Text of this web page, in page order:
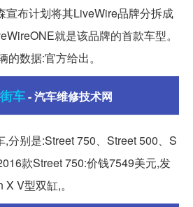
宣布计划将其LiveWire品牌分拆成
就是该品牌的首款车型。
数据:官方给出。
街车- 汽车维修技术网
分别是:Street 750、Street 500、S
款Street 750:价钱7549美元,发
V型双缸,。